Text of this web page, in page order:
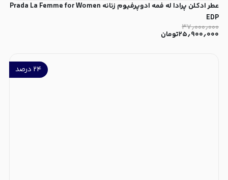
عطر ادکلن پرادا له فمه ادوپرفیوم زنانه Prada La Femme for Women
EDP
۳۷٫۰۰۰٫۰۰۰
۲۵٫۹۰۰٫۰۰۰تومان
۲۴ درصد